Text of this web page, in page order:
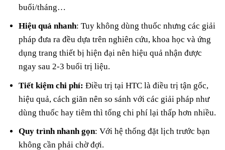
buổi/tháng…
Hiệu quả nhanh: Tuy không dùng thuốc nhưng các giải
pháp đưa ra đều dựa trên nghiên cứu, khoa học và ứng
dụng trang thiết bị hiện đại nên hiệu quả nhận được
ngay sau 2-3 buổi trị liệu.
Tiết kiệm chi phí: Điều trị tại HTC là điều trị tận gốc,
hiệu quả, cách giãn nên so sánh với các giải pháp như
dùng thuốc hay tiêm thì tổng chi phí lại thấp hơn nhiều.
Quy trình nhanh gọn: Với hệ thống đặt lịch trước bạn
không cần phải chờ đợi.